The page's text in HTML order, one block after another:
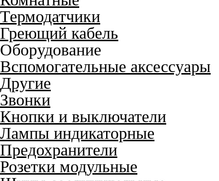
Термодатчики
Греющий кабель
Оборудование
Вспомогательные аксессуары
Другие
Звонки
Кнопки и выключатели
Лампы индикаторные
Предохранители
Розетки модульные